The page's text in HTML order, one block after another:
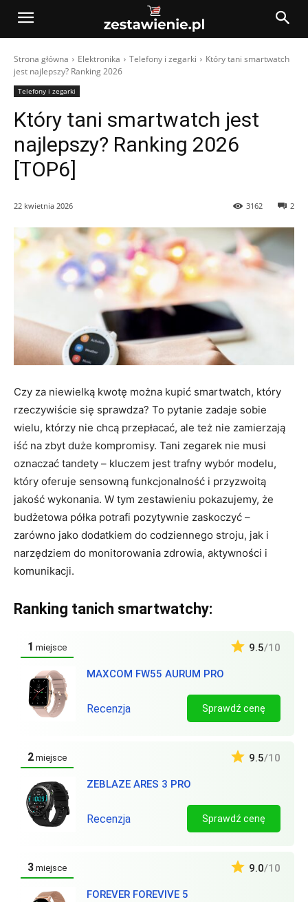
Strona główna Elektronika Telefony i zegarki
Który tani smartwatch
jest najlepszy? Ranking 2026
Telefony i zegarki
Który tani smartwatch jest
najlepszy? Ranking 2026
[TOP6]
22 kwietnia 2026 2
3162
Czy za niewielką kwotę można kupić smartwatch, który
rzeczywiście się sprawdza? To pytanie zadaje sobie
wielu, którzy nie chcą przepłacać, ale też nie zamierzają
iść na zbyt duże kompromisy. Tani zegarek nie musi
oznaczać tandety – kluczem jest trafny wybór modelu,
który oferuje sensowną funkcjonalność i przyzwoitą
jakość wykonania. W tym zestawieniu pokazujemy, że
budżetowa półka potrafi pozytywnie zaskoczyć –
zarówno jako dodatkiem do codziennego stroju, jak i
narzędziem do monitorowania zdrowia, aktywności i
komunikacji.
Ranking tanich smartwatchy:
1 miejsce
MAXCOM FW55 AURUM PRO
9.5/10
Recenzja Sprawdź cenę
2 miejsce
ZEBLAZE ARES 3 PRO
9.5/10
Recenzja Sprawdź cenę
3 miejsce
FOREVER FOREVIVE 5
9.0/10